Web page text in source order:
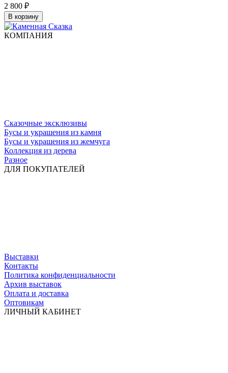
2 800 ₽
В корзину
КОМПАНИЯ
Сказочные эксклюзивы
Бусы и украшения из камня
Бусы и украшения из жемчуга
Коллекция из дерева
Разное
ДЛЯ ПОКУПАТЕЛЕЙ
Выставки
Контакты
Политика конфиденциальности
Архив выставок
Оплата и доставка
Оптовикам
ЛИЧНЫЙ КАБИНЕТ